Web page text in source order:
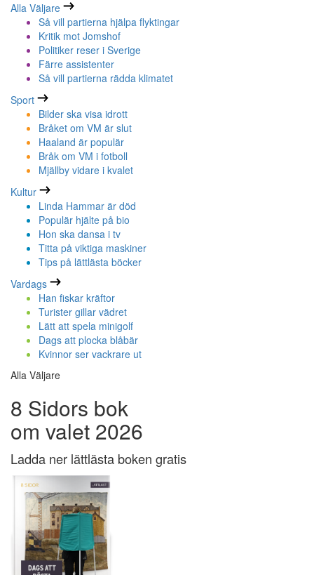
Alla Väljare
Så vill partierna hjälpa flyktingar
Kritik mot Jomshof
Politiker reser i Sverige
Färre assistenter
Så vill partierna rädda klimatet
Sport
Bilder ska visa idrott
Bråket om VM är slut
Haaland är populär
Bråk om VM i fotboll
Mjällby vidare i kvalet
Kultur
Linda Hammar är död
Populär hjälte på bio
Hon ska dansa i tv
Titta på viktiga maskiner
Tips på lättlästa böcker
Vardags
Han fiskar kräftor
Turister gillar vädret
Lätt att spela minigolf
Dags att plocka blåbär
Kvinnor ser vackrare ut
Alla Väljare
8 Sidors bok
om valet 2026
Ladda ner lättlästa boken gratis